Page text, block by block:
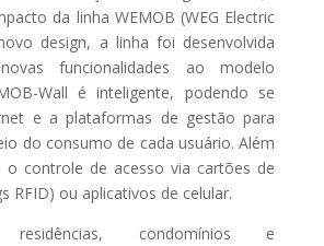
da linha WEMOB (WEG Electric
design, a linha foi desenvolvida
funcionalidades ao modelo
Wall é inteligente, podendo se
e a plataformas de gestão para
do consumo de cada usuário. Além
o controle de acesso via cartões de
RFID) ou aplicativos de celular.
condomínios e